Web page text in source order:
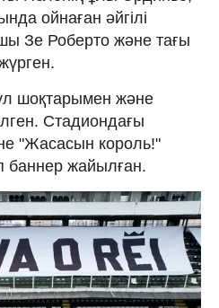
ойнаған әйгілі
Зе Роберто және тағы
шоқтарымен және
Стадиондағы
"Жасасын король!"
баннер жайылған.